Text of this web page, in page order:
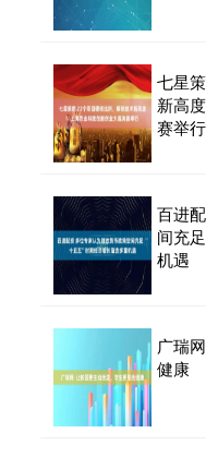
七星
新高
赛举行
百进
间充
机遇
广瑞
健康